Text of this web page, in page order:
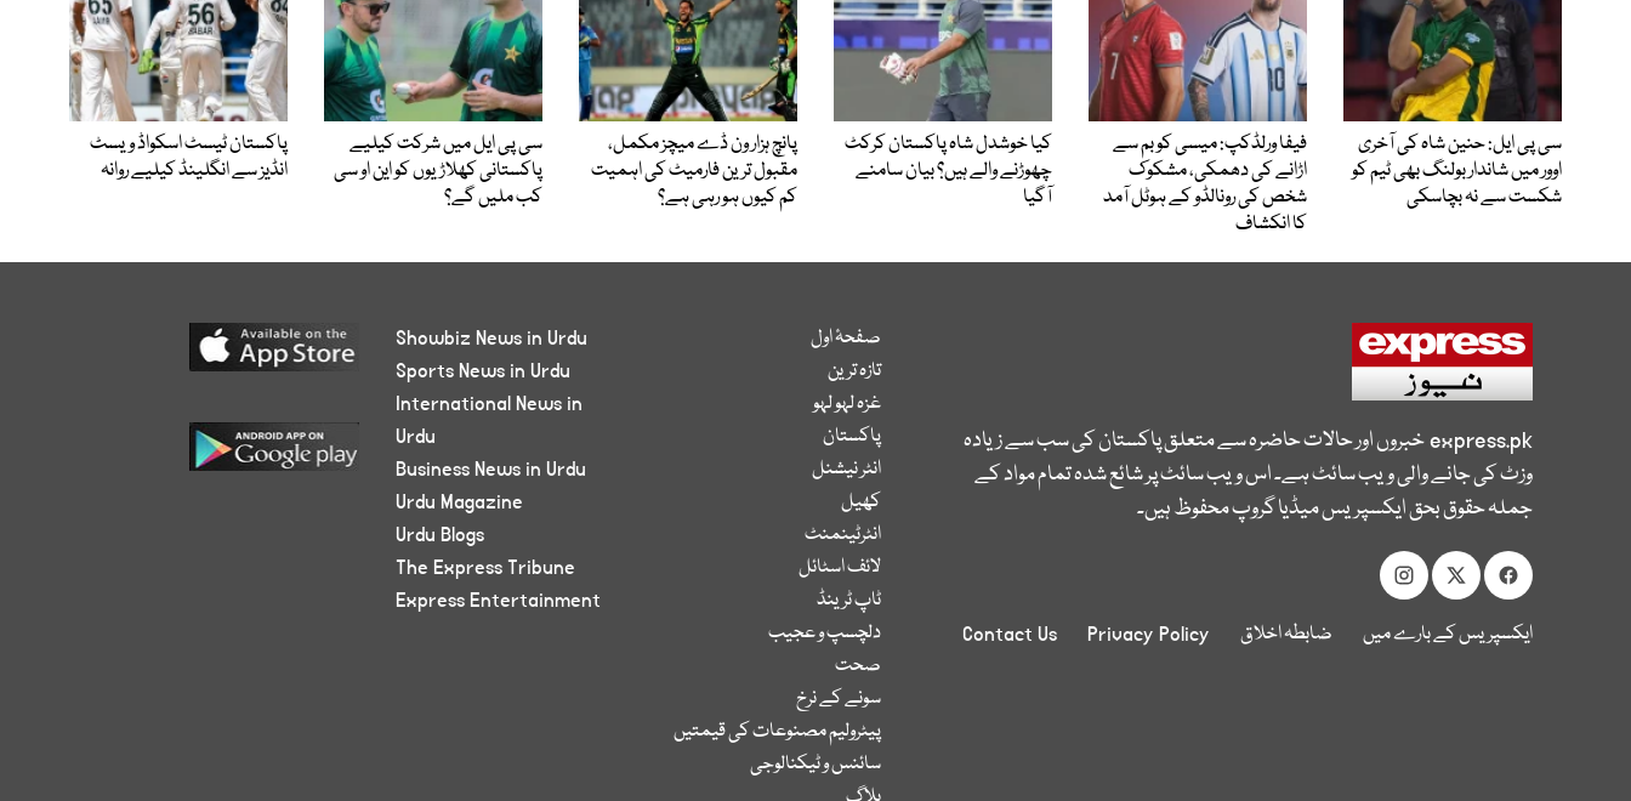
سی پی ایل: حنین شاہ کی آخری
اوور میں شاندار بولنگ بھی ٹیم کو
شکست سے نہ بچاسکی
فیفا ورلڈکپ: میسی کو بم سے
اڑانے کی دھمکی، مشکوک
شخص کی رونالڈو کے ہوٹل آمد
کا انکشاف
کیا خوشدل شاہ پاکستان کرکٹ
چھوڑنے والے ہیں؟ بیان سامنے
آگیا
پانچ ہزار ون ڈے میچز مکمل،
مقبول ترین فارمیٹ کی اہمیت
کم کیوں ہو رہی ہے؟
سی پی ایل میں شرکت کیلیے
پاکستانی کھلاڑیوں کو این او سی
کب ملیں گے؟
پاکستان ٹیسٹ اسکواڈ ویسٹ
انڈیز سے انگلینڈ کیلیے روانہ
express.pkخبروں اور حالات حاضرہ سے متعلق پاکستان کی سب سے زیادہ
وزٹ کی جانے والی ویب سائٹ ہے۔ اس ویب سائٹ پر شائع شدہ تمام مواد کے
جملہ حقوق بحق ایکسپریس میڈیا گروپ محفوظ ہیں۔
ایکسپریس کے بارے میں ضابطہ اخلاق Privacy Policy
Contact Us
صفحۂ اول
تازہ ترین
غزہ لہو لہو
پاکستان
انٹر نیشنل
کھیل
انٹرٹینمنٹ
لائف اسٹائل
ٹاپ ٹرینڈ
دلچسپ و عجیب
صحت
سونے کے نرخ
پیٹرولیم مصنوعات کی قیمتیں
سائنس و ٹیکنالوجی
Showbiz News in Urdu
Sports News in Urdu
International News in
Urdu
Business News in Urdu
Urdu Magazine
Urdu Blogs
The Express Tribune
Express Entertainment